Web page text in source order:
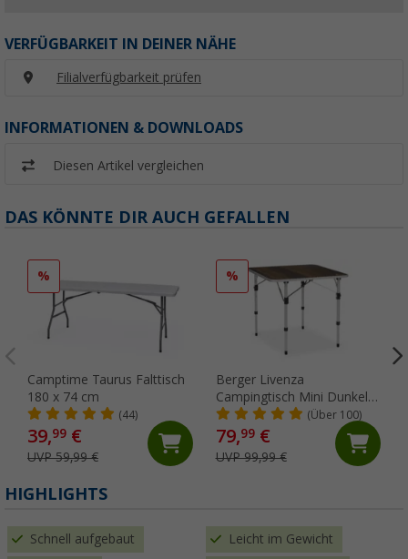
VERFÜGBARKEIT IN DEINER NÄHE
Filialverfügbarkeit prüfen
INFORMATIONEN & DOWNLOADS
Diesen Artikel vergleichen
DAS KÖNNTE DIR AUCH GEFALLEN
%
Camptime Taurus Falttisch
180 x 74 cm
(44)
39,99 €
UVP 59,99 €
%
Berger Livenza
Campingtisch Mini Dunkel
65 x 65 cm
(Über 100)
79,99€
UVP 99,99 €
HIGHLIGHTS
Schnell aufgebaut Leicht im Gewicht